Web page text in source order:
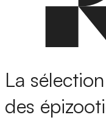
La
des